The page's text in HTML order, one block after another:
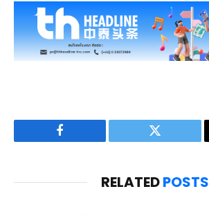
Facebook Twitter
RELATEDPOSTS